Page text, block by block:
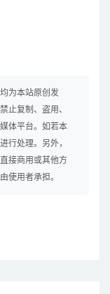
为本站原创发
止复制、盗用、
体平台。如若本
行处理。另外，
接商用或其他方
使用者承担。